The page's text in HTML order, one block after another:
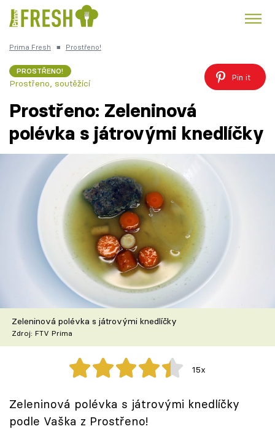
Česká kuchyně
Témata
Recepty
Články
TV Program
Škola vaření
Recepty z TV
Speciál: Cuketa
Těhotnej kuchař
Sledujte prima+
Prima Fresh ■ Prostřeno!
PROSTŘENO!
Prostřeno, soutěžící
Pin it
Prostřeno: Zeleninová
polévka s játrovými knedlíčky
Zeleninová polévka s játrovými knedlíčky
Zdroj: FTV Prima
15x
Zeleninová polévka s játrovými knedlíčky
podle Vaška z Prostřeno!